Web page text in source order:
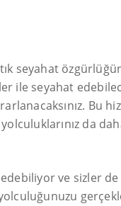
seyahat
ile seyahat
Bu
da
ve sizler